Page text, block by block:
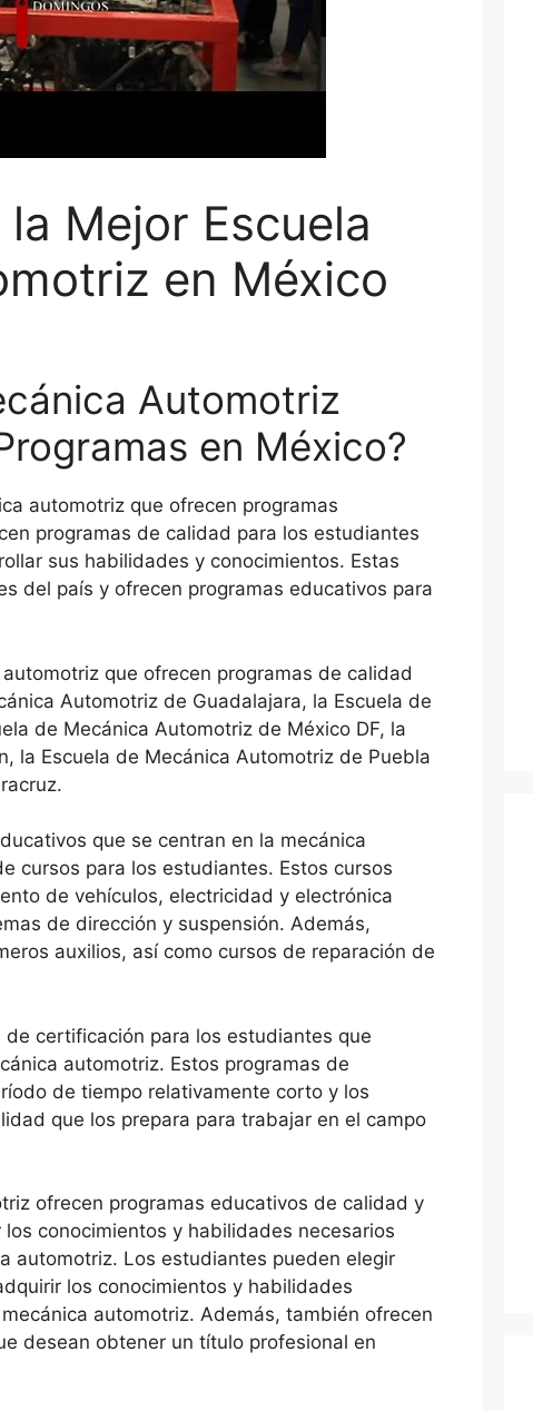
Mejor Escuela
en México
Automotriz
en México?
automotriz que ofrecen programas
programas de calidad para los estudiantes
sus habilidades y conocimientos. Estas
del país y ofrecen programas educativos para
que ofrecen programas de calidad
Automotriz de Guadalajara, la Escuela de
de Mecánica Automotriz de México DF, la
la Escuela de Mecánica Automotriz de Puebla
que se centran en la mecánica
cursos para los estudiantes. Estos cursos
de vehículos, electricidad y electrónica
de dirección y suspensión. Además,
auxilios, así como cursos de reparación de
certificación para los estudiantes que
automotriz. Estos programas de
de tiempo relativamente corto y los
que los prepara para trabajar en el campo
ofrecen programas educativos de calidad y
conocimientos y habilidades necesarios
automotriz. Los estudiantes pueden elegir
los conocimientos y habilidades
automotriz. Además, también ofrecen
desean obtener un título profesional en